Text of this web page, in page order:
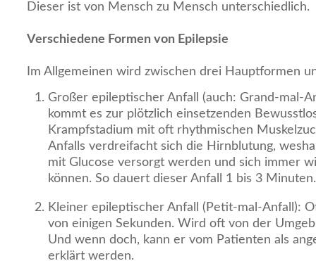
Dieser ist von Mensch zu Mensch unterschiedlich.
Verschiedene Formen von Epilepsie
Im Allgemeinen wird zwischen drei Hauptformen
Großer epileptischer Anfall (auch: Grand-mal-
kommt es zur plötzlich einsetzenden
Krampfstadium mit oft rhythmischen
Anfalls verdreifacht sich die Hirnblutung,
mit Glucose versorgt werden und sich immer
können. So dauert dieser Anfall 1 bis 3 Minuten.
Kleiner epileptischer Anfall (Petit-mal-Anfall):
von einigen Sekunden. Wird oft von der
Und wenn doch, kann er vom Patienten als
erklärt werden.